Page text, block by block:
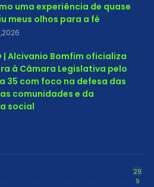
uma experiência de quase
meus olhos para a fé
| Alcivanio Bomfim oficializa
à Câmara Legislativa pelo
35 com foco na defesa das
comunidades e da
social
29
9